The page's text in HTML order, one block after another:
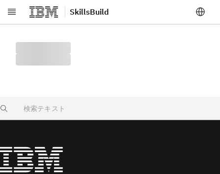
メインコンテンツへスキップ
SkillsBuild
Search